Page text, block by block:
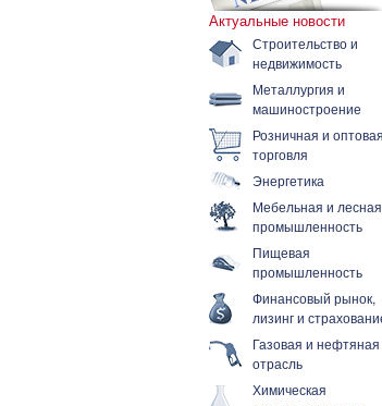
Актуальные новости
Строительство и
недвижимость
Металлургия и
машиностроение
Розничная и оптовая
торговля
Энергетика
Мебельная и лесная
промышленность
Пищевая
промышленность
Финансовый рынок,
лизинг и
Газовая и нефтяная
отрасль
Химическая